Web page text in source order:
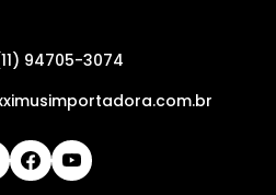
94705-3074